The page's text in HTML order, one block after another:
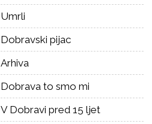
Umrli
Dobravski pijac
Arhiva
Dobrava to smo mi
V Dobravi pred 15 ljet